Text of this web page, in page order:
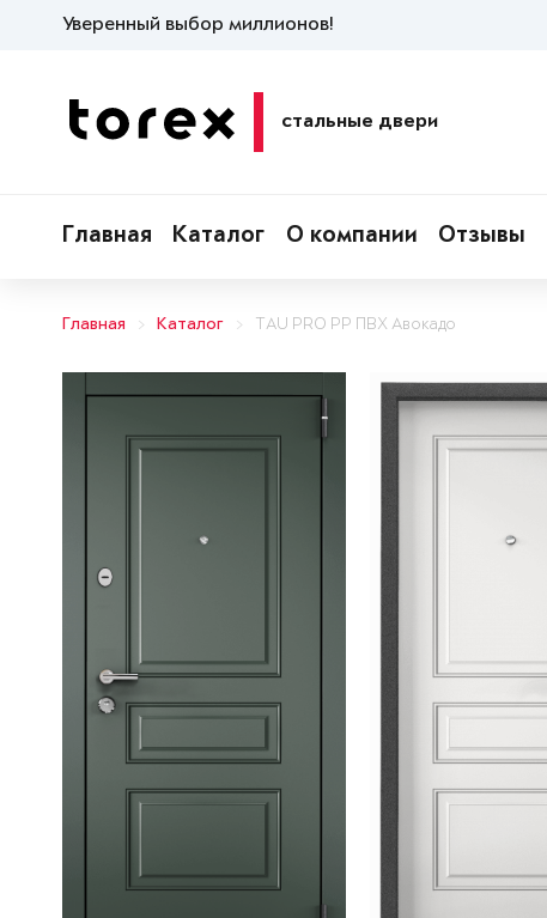
Уверенный выбор миллионов!
стальные двери
Главная Каталог О компании Отзывы
Главная Каталог TAU PRO PP ПВХ Авокадо